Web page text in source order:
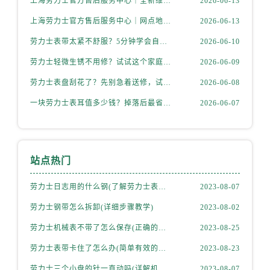
上海劳力士官方售后服务中心｜网点地址与电话权威信息公示（2026年6月最新） 2026-06-13
劳力士表带太紧不舒服？5分钟学会自己调节长度 2026-06-10
劳力士轻微生锈不用修？试试这个家庭小妙方 2026-06-09
劳力士表盘刮花了？先别急着送修，试试这几种方法 2026-06-08
一块劳力士表耳值多少钱？掉落后最省钱的解决方式 2026-06-07
站点热门
劳力士日志用的什么钢(了解劳力士表款材质选择) 2023-08-07
劳力士钢带怎么拆卸(详细步骤教学) 2023-08-02
劳力士机械表不带了怎么保存(正确的方法和注意事项) 2023-08-25
劳力士表带卡住了怎么办(简单有效的解决方法) 2023-08-23